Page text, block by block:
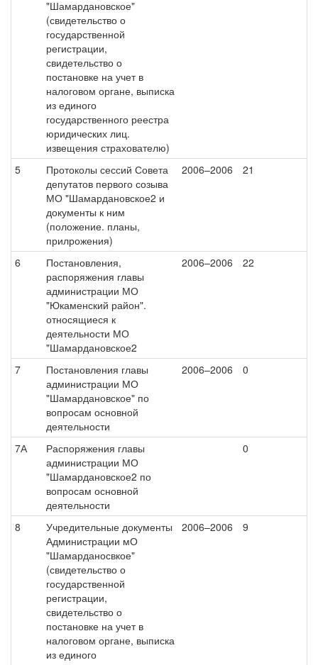
"Шамардановское"
(свидетельство о
государственной
регистрации,
свидетельство о
постановке на учет в
налоговом органе, выписка
из единого
государственного реестра
юридических лиц.
извещения страхователю)
5
Протоколы сессий Совета
депутатов первого созыва
МО "Шамардановское2 и
документы к ним
(положение. планы,
прилрожения)
2006–2006 21
6
Постановления,
распоряжения главы
администрации МО
"Юкаменский район".
относящиеся к
деятельности МО
"Шамардановское2
2006–2006 22
7
Постановления главы
администрации МО
"Шамардановское" по
вопросам основной
деятельности
2006–2006 0
7А
Распоряжения главы
администрации МО
"Шамардановское2 по
вопросам основной
деятельности
0
8
Учредительные документы
Администрации мО
"Шамарданосвкое"
(свидетельство о
государственной
регистрации,
свидетельство о
постановке на учет в
налоговом органе, выписка
из единого
2006–2006 9